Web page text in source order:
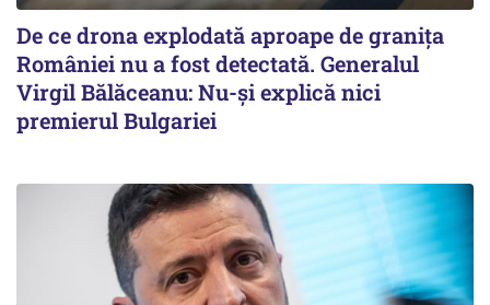
De ce drona explodată aproape de granița
României nu a fost detectată. Generalul
Virgil Bălăceanu: Nu-și explică nici
premierul Bulgariei